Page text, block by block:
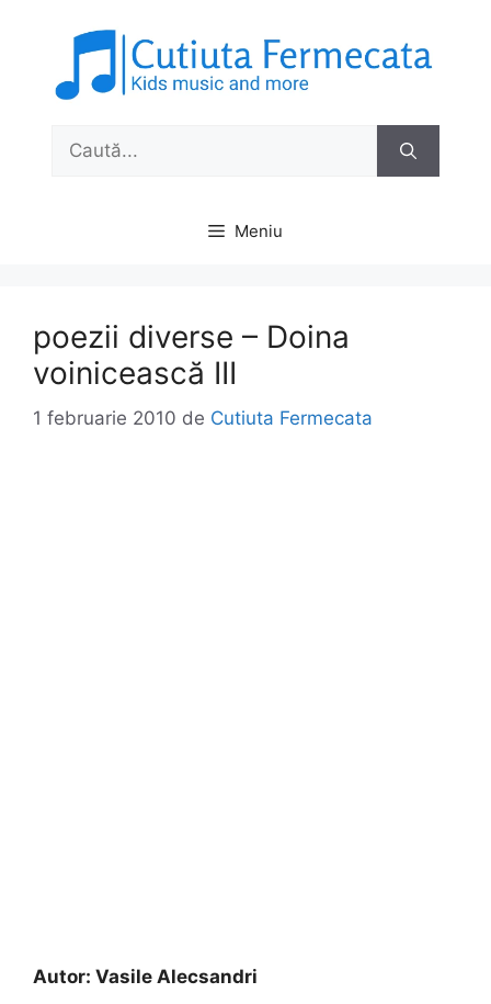
Caută
Meniu
poezii diverse – Doina
voinicească III
1 februarie 2010 de Cutiuta Fermecata
Autor: Vasile Alecsandri